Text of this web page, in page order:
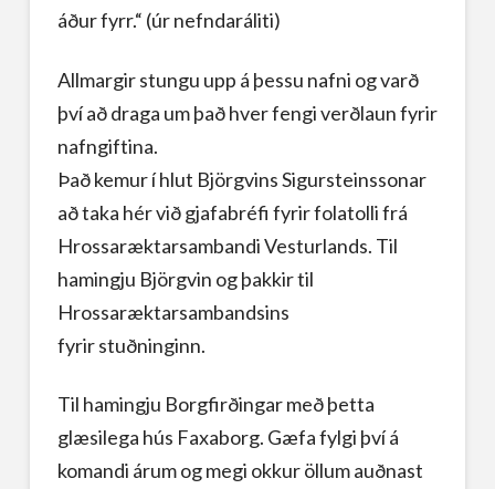
áður fyrr.“ (úr nefndaráliti)
Allmargir stungu upp á þessu nafni og varð
því að draga um það hver fengi verðlaun fyrir
nafngiftina.
Það kemur í hlut Björgvins Sigursteinssonar
að taka hér við gjafabréfi fyrir folatolli frá
Hrossaræktarsambandi Vesturlands. Til
hamingju Björgvin og þakkir til
Hrossaræktarsambandsins
fyrir stuðninginn.
Til hamingju Borgfirðingar með þetta
glæsilega hús Faxaborg. Gæfa fylgi því á
komandi árum og megi okkur öllum auðnast